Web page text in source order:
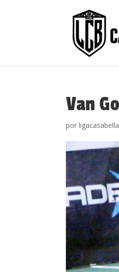
Van
porligacasabella